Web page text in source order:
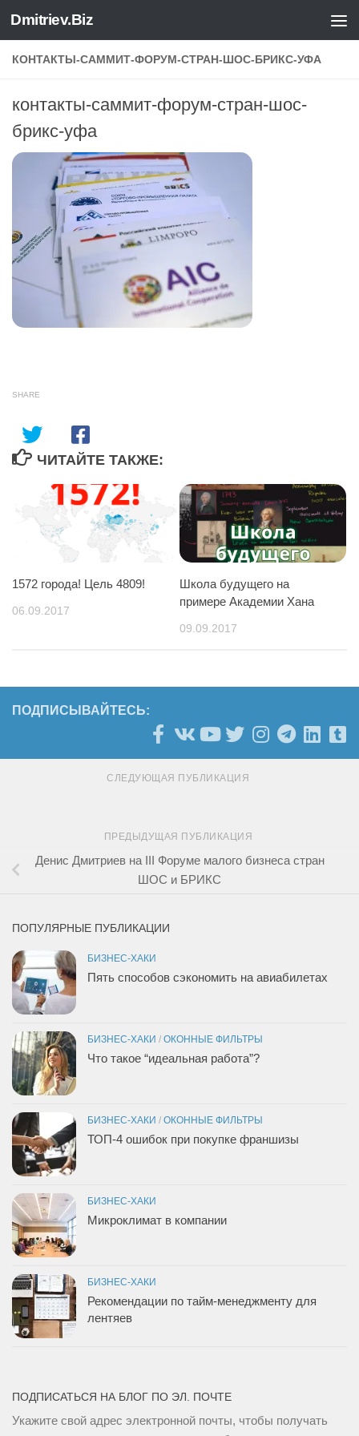
Skip to content
Dmitriev.Biz
КОНТАКТЫ-САММИТ-ФОРУМ-СТРАН-ШОС-БРИКС-УФА
контакты-саммит-форум-стран-шос-
брикс-уфа
SHARE
ЧИТАЙТЕ ТАКЖЕ:
1572 города! Цель 4809!
06.09.2017
Школа будущего на
примере Академии Хана
09.09.2017
ПОДПИСЫВАЙТЕСЬ:
СЛЕДУЮЩАЯ ПУБЛИКАЦИЯ
ПРЕДЫДУЩАЯ ПУБЛИКАЦИЯ
Денис Дмитриев на III Форуме малого бизнеса стран
ШОС и БРИКС
ПОПУЛЯРНЫЕ ПУБЛИКАЦИИ
БИЗНЕС-ХАКИ
Пять способов сэкономить на авиабилетах
БИЗНЕС-ХАКИ / ОКОННЫЕ ФИЛЬТРЫ
Что такое “идеальная работа”?
БИЗНЕС-ХАКИ / ОКОННЫЕ ФИЛЬТРЫ
ТОП-4 ошибок при покупке франшизы
БИЗНЕС-ХАКИ
Микроклимат в компании
БИЗНЕС-ХАКИ
Рекомендации по тайм-менеджменту для
лентяев
ПОДПИСАТЬСЯ НА БЛОГ ПО ЭЛ. ПОЧТЕ
Укажите свой адрес электронной почты, чтобы получать